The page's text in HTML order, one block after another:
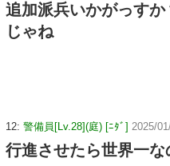
追加派兵いかがっす
じゃね
12: 警備員[Lv.28](庭) [ﾆﾀﾞ] 2025/
行進させたら世界一な